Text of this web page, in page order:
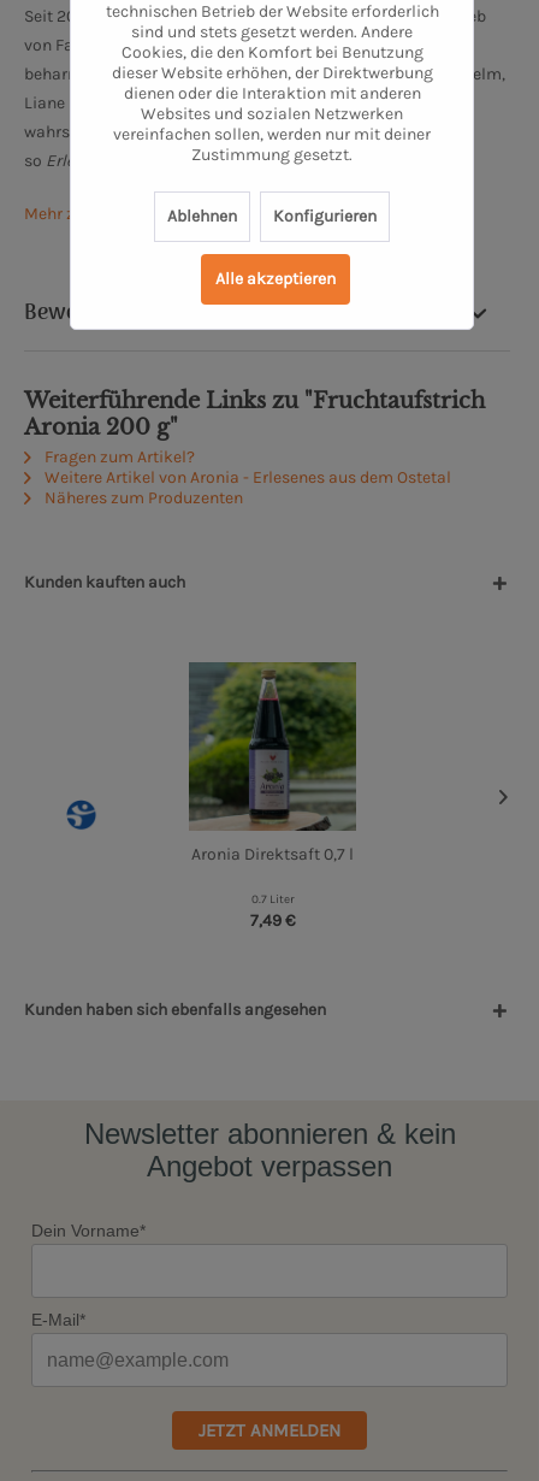
Seit 2015 gehört zu dem landwirtschaftlichen Familienbetrieb
von Familie Duden eine kleine Aroniaplantage. Diese in
beharrlicher Handarbeit gepflanzten Sträucher pflegen Wilhelm,
Liane und Junior Marius mit viel Leidenschaft. In dieser, im
wahrsten Sinne des Wortes kleinenManufaktur,entsteht
so Erlesenes aus dem Ostetal.
Mehr zu Aronia Ostetal
Bewertung
Weiterführende Links zu "Fruchtaufstrich
Aronia 200 g"
Fragen zum Artikel?
Weitere Artikel von Aronia - Erlesenes aus dem Ostetal
Näheres zum Produzenten
Kunden kauften auch
Aronia Direktsaft 0,7 l
0.7 Liter
7,49 €
Kunden haben sich ebenfalls angesehen
Newsletter abonnieren & kein
Angebot verpassen
Dein Vorname*
E-Mail*
JETZT ANMELDEN
technischen Betrieb der Website erforderlich
sind und stets gesetzt werden. Andere
Cookies, die den Komfort bei Benutzung
dieser Website erhöhen, der Direktwerbung
dienen oder die Interaktion mit anderen
Websites und sozialen Netzwerken
vereinfachen sollen, werden nur mit deiner
Zustimmung gesetzt.
Ablehnen Konfigurieren
Alle akzeptieren